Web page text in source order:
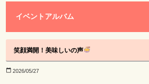
イベントアルバム
笑顔満開！美味しいの声
calendar_today 2026/05/27